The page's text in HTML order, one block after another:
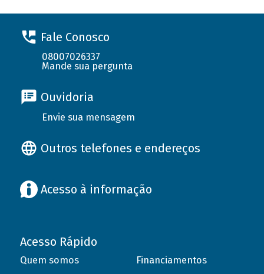
Fale Conosco
08007026337
Mande sua pergunta
Ouvidoria
Envie sua mensagem
Outros telefones e endereços
Acesso à informação
Acesso Rápido
Quem somos
Financiamentos